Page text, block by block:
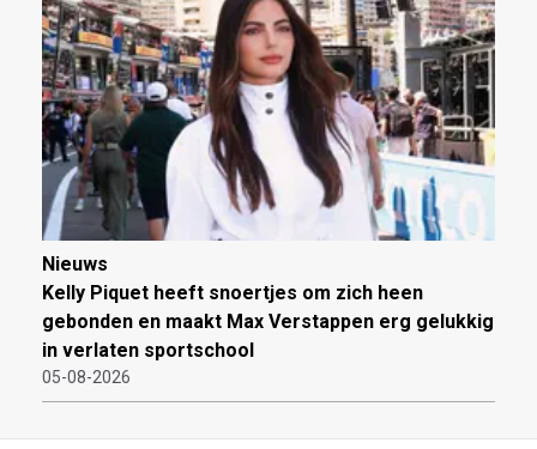
Nieuws
Kelly Piquet heeft snoertjes om zich heen
gebonden en maakt Max Verstappen erg gelukkig
in verlaten sportschool
05-08-2026